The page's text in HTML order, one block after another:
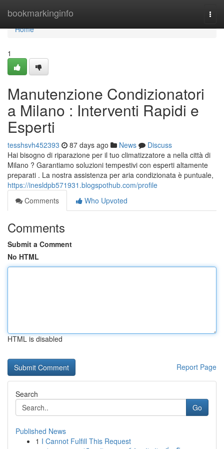
bookmarkinginfo
Home
Home
1
Manutenzione Condizionatori
a Milano : Interventi Rapidi e
Esperti
tesshsvh452393 87 days ago News
Discuss
Hai bisogno di riparazione per il tuo climatizzatore a nella città di
Milano ? Garantiamo soluzioni tempestivi con esperti altamente
preparati . La nostra assistenza per aria condizionata è puntuale,
https://inesldpb571931.blogspothub.com/profile
Comments
Who Upvoted
Comments
Submit a Comment
No HTML
HTML is disabled
Report Page
Search
Go
Published News
1 I Cannot Fulfill This Request